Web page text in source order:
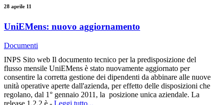
28 aprile 11
UniEMens: nuovo aggiornamento
Documenti
INPS Sito web Il documento tecnico per la predisposizione del
flusso mensile UniEMens è stato nuovamente aggiornato per
consentire la corretta gestione dei dipendenti da abbinare alle nuove
unità operative aperte dall'azienda, per effetto delle disposizioni che
regolano, dal 1° gennaio 2011, la posizione unica aziendale. La
release 1.2.2 è - Leggi tutto...